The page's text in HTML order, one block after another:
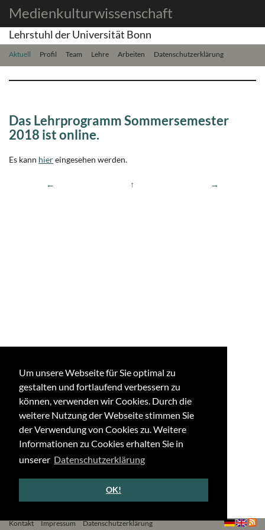
Um unsere Webseite für Sie optimal zu
gestalten und fortlaufend verbessern zu
können, verwenden wir Cookies. Durch die
weitere Nutzung der Webseite stimmen Sie
der Verwendung von Cookies zu. Weitere
Informationen zu Cookies erhalten Sie in
unserer Datenschutzerklärung
OK!
Medienkulturwissenschaft
Lehrstuhl der Universität Bonn
Aktuell Profil Team Lehre Arbeiten Datenschutzerklärung
Das Lehrprogramm Sommersemester
2018 ist online.
Es kann hiereingesehen werden.
← ↑ →
Kontakt Impressum Datenschutzerklärung